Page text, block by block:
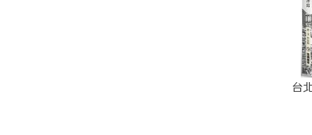
台